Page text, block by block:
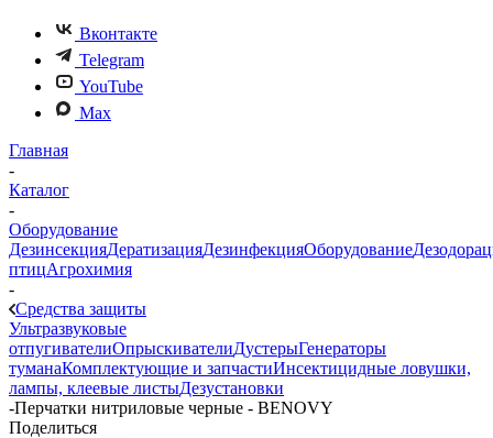
Вконтакте
Telegram
YouTube
Max
Главная
-
Каталог
-
Оборудование
ДезинсекцияДератизацияДезинфекцияОборудование
птицАгрохимия
-
Средства защиты
Ультразвуковые
отпугивателиОпрыскивателиДустерыГенераторы
туманаКомплектующие и запчастиИнсектицидные ловушки,
лампы, клеевые листыДезустановки
-Перчатки нитриловые черные - BENOVY
Поделиться